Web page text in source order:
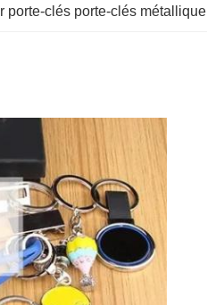
porte-clés porte-clés métallique